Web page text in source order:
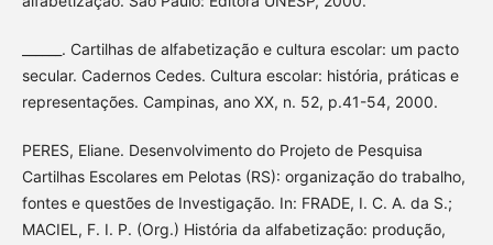
______. Cartilhas de alfabetização e cultura escolar: um pacto
secular. Cadernos Cedes. Cultura escolar: história, práticas e
representações. Campinas, ano XX, n. 52, p.41-54, 2000.
PERES, Eliane. Desenvolvimento do Projeto de Pesquisa
Cartilhas Escolares em Pelotas (RS): organização do trabalho,
fontes e questões de Investigação. In: FRADE, I. C. A. da S.;
MACIEL, F. I. P. (Org.) História da alfabetização: produção,